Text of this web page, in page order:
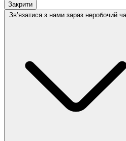
Закрити
Звʼязатися з нами зараз неробочий